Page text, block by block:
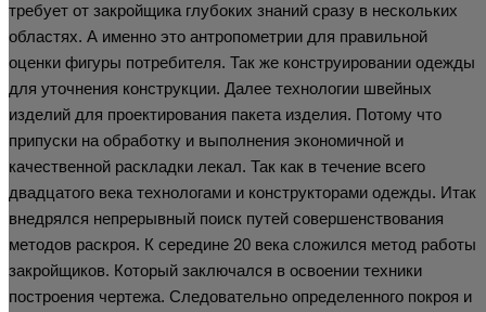
требует от закройщика глубоких знаний сразу в нескольких
областях. А именно это антропометрии для правильной
оценки фигуры потребителя. Так же конструировании одежды
для уточнения конструкции. Далее технологии швейных
изделий для проектирования пакета изделия. Потому что
припуски на обработку и выполнения экономичной и
качественной раскладки лекал. Так как в течение всего
двадцатого века технологами и конструкторами одежды. Итак
внедрялся непрерывный поиск путей совершенствования
методов раскроя. К середине 20 века сложился метод работы
закройщиков. Который заключался в освоении техники
построения чертежа. Следовательно определенного покроя и